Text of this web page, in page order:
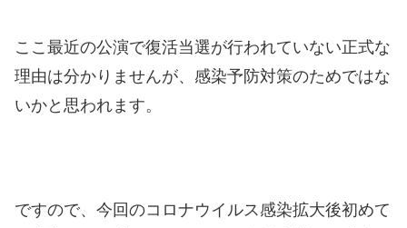
ここ最近の公演で復活当選が行われていない正式な
理由は分かりませんが、感染予防対策のためではな
いかと思われます。
ですので、今回のコロナウイルス感染拡大後初めて